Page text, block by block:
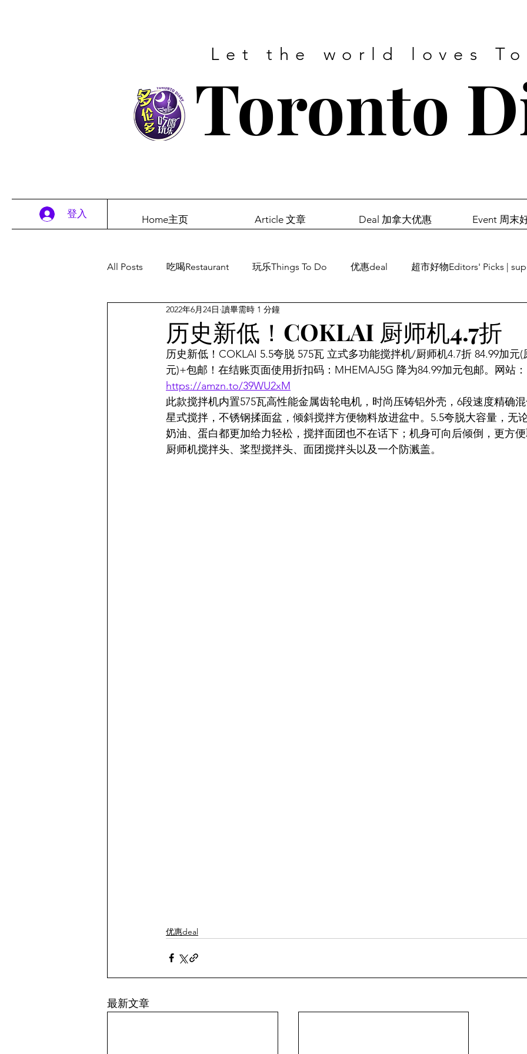
Let the world loves
Toronto
登入 Home主页 Article 文章 Deal 加拿大优惠 Event 周末
All Posts 吃喝Restaurant 玩乐Things To Do 优惠deal 超市好物Editors' Picks |
餐厅优惠Restaurant's Deals 潮流others
历史新低！COKLAI 厨师机4.7折
2022年6月24日 讀畢需時 1 分鐘
历史新低！COKLAI 5.5夸脱 575瓦 立式多功能搅拌机/厨师机4.7折 84.99加元(
元)+包邮！在结账页面使用折扣码：MHEMAJ5G 降为84.99加元包邮。网站：
https://amzn.to/39WU2xM
此款搅拌机内置575瓦高性能金属齿轮电机，时尚压铸铝外壳，6段速度精确
星式搅拌，不锈钢揉面盆，倾斜搅拌方便物料放进盆中。5.5夸脱大容量，无
奶油、蛋白都更加给力轻松，搅拌面团也不在话下；机身可向后倾倒，更方
厨师机搅拌头、桨型搅拌头、面团搅拌头以及一个防溅盖。
优惠deal
最新文章